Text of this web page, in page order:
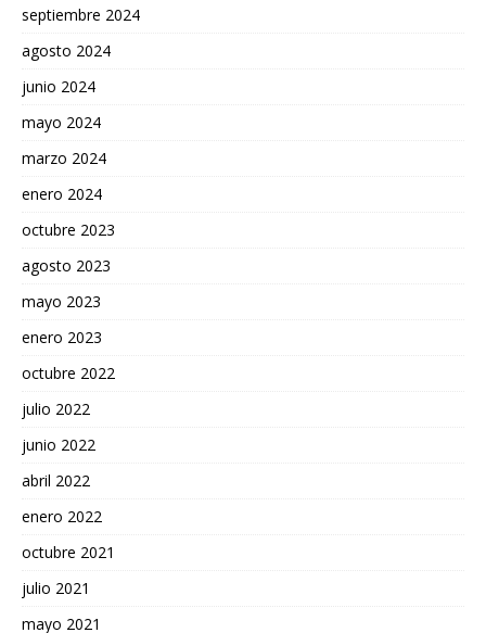
septiembre 2024
agosto 2024
junio 2024
mayo 2024
marzo 2024
enero 2024
octubre 2023
agosto 2023
mayo 2023
enero 2023
octubre 2022
julio 2022
junio 2022
abril 2022
enero 2022
octubre 2021
julio 2021
mayo 2021